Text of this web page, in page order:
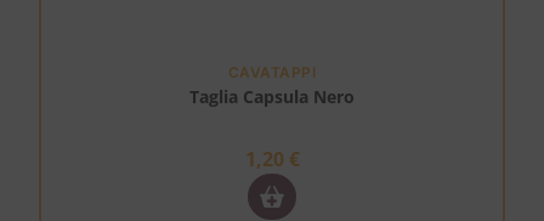
CAVATAPPI
Taglia Capsula Nero
1,20 €